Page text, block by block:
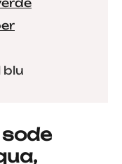
blu
sode